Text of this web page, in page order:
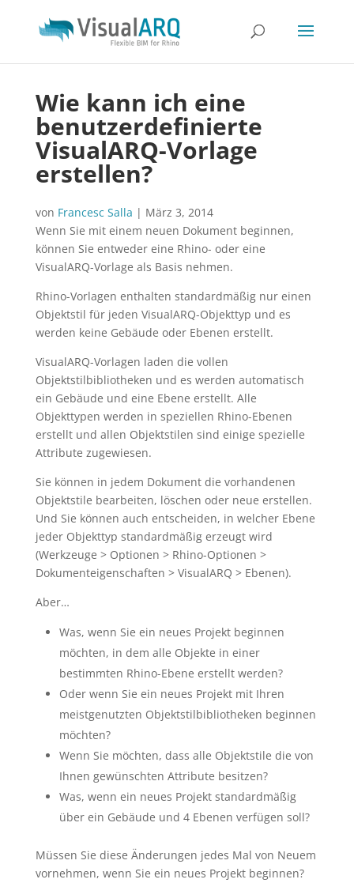
Wie kann ich eine
benutzerdefinierte
VisualARQ-Vorlage
erstellen?
von Francesc Salla | März 3, 2014
Wenn Sie mit einem neuen Dokument beginnen,
können Sie entweder eine Rhino- oder eine
VisualARQ-Vorlage als Basis nehmen.
Rhino-Vorlagen enthalten standardmäßig nur einen
Objektstil für jeden VisualARQ-Objekttyp und es
werden keine Gebäude oder Ebenen erstellt.
VisualARQ-Vorlagen laden die vollen
Objektstilbibliotheken und es werden automatisch
ein Gebäude und eine Ebene erstellt. Alle
Objekttypen werden in speziellen Rhino-Ebenen
erstellt und allen Objektstilen sind einige spezielle
Attribute zugewiesen.
Sie können in jedem Dokument die vorhandenen
Objektstile bearbeiten, löschen oder neue erstellen.
Und Sie können auch entscheiden, in welcher Ebene
jeder Objekttyp standardmäßig erzeugt wird
(Werkzeuge > Optionen > Rhino-Optionen >
Dokumenteigenschaften > VisualARQ > Ebenen).
Aber…
Was, wenn Sie ein neues Projekt beginnen
möchten, in dem alle Objekte in einer
bestimmten Rhino-Ebene erstellt werden?
Oder wenn Sie ein neues Projekt mit Ihren
meistgenutzten Objektstilbibliotheken beginnen
möchten?
Wenn Sie möchten, dass alle Objektstile die von
Ihnen gewünschten Attribute besitzen?
Was, wenn ein neues Projekt standardmäßig
über ein Gebäude und 4 Ebenen verfügen soll?
Müssen Sie diese Änderungen jedes Mal von Neuem
vornehmen, wenn Sie ein neues Projekt beginnen?